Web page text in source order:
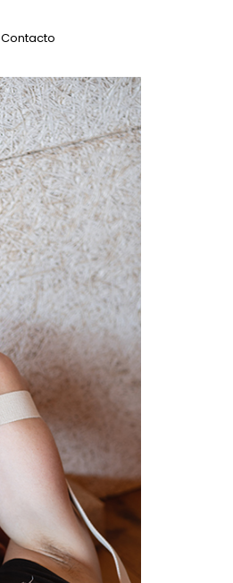
Contacto